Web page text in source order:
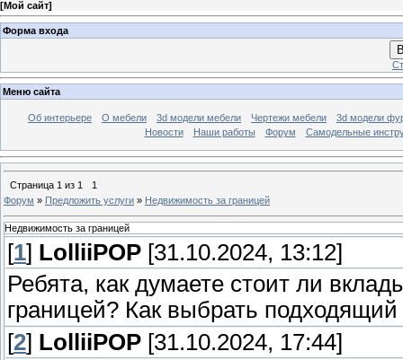
[Мой сайт]
Форма входа
Меню сайта
Об интерьере О мебели 3d модели мебели Чертежи мебели
3d модели
Новости
Наши работы Форум Самодельные
Страница 1 из 1
1
Форум » Предложить услуги » Недвижимость за границей
Недвижимость за границей
[1] LolliiPOP [31.10.2024, 13:12]
Ребята, как думаете стоит ли
границей? Как выбрать подходящий
[2] LolliiPOP [31.10.2024, 17:44]